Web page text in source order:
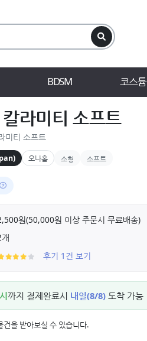
BDSM 코스튬
라미티 소프트
미티 소프트
오나홀 소형 소프트
원(50,000원 이상 주문시 무료배송)
후기 1건 보기
까지 결제완료시 내일(8/8) 도착 가능
건을 받아보실 수 있습니다.